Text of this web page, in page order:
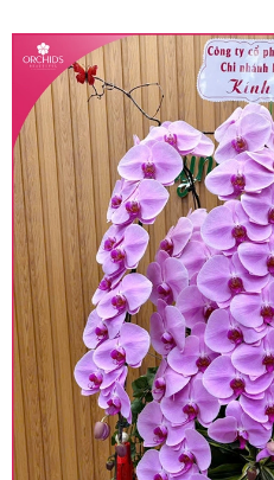
• Giá trên được miễn
miễn phí in thiệp -
hàng.
• Beautiful Orchids liên
trên toàn quốc để phục
khu vực sẽ có mức giá
phí mặt bằng, nguyên vật
thay đổi so với giá niêm
hàng ở Tỉnh thành khác
giá trước khi đặt hàng,
chính xác khi có địa chỉ